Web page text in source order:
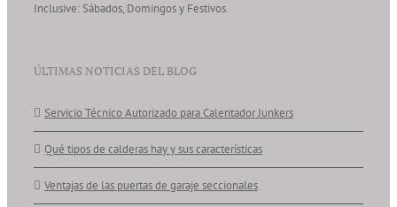
Inclusive: Sábados, Domingos y Festivos.
ÚLTIMAS NOTICIAS DEL BLOG
Servicio Técnico Autorizado para Calentador Junkers
Qué tipos de calderas hay y sus características
Ventajas de las puertas de garaje seccionales